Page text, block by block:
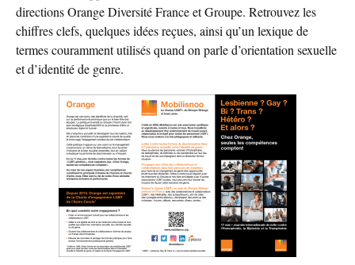
directions Orange Diversité France et Groupe. Retrouvez les
chiffres clefs, quelques idées reçues, ainsi qu’un lexique de
termes couramment utilisés quand on parle d’orientation sexuelle
et d’identité de genre.